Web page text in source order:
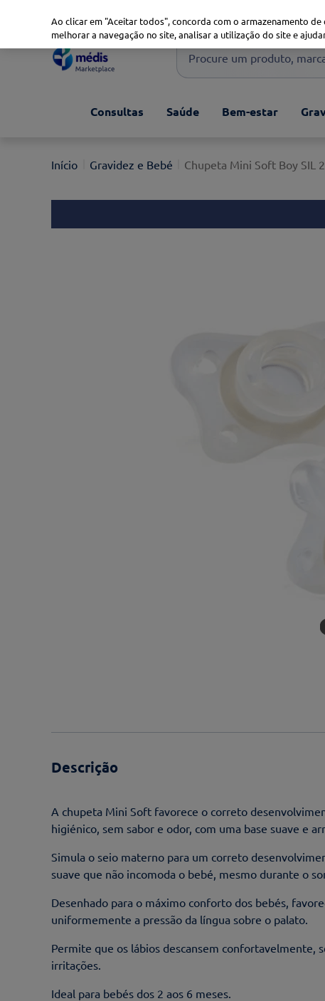
Procure um produto, marca
1º xiaomi
3º now
Consultas Saúde Bem-estar
Gravidez e Bebé Chupeta Mini Soft Boy SIL
Descrição
A chupeta Mini Soft favorece o correto
higiénico, sem sabor e odor, com uma base suave e
Simula o seio materno para um correto
suave que não incomoda o bebé, mesmo durante o
Desenhado para o máximo conforto dos bebés,
uniformemente a pressão da língua sobre o palato.
Permite que os lábios descansem confortavelmente,
irritações.
Ideal para bebés dos 2 aos 6 meses.
Ao clicar em "Aceitar todos", concorda com o armazenamento
melhorar a navegação no site, analisar a utilização do site e